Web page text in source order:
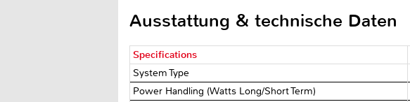
Ausstattung & technische Daten
Specifications
System Type
Power Handling (Watts Long/Short Term)